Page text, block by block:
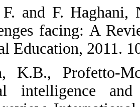
4. Jokar, F. and F.
the challenges
of Medical
5. Smith, K.B.,
Emotional